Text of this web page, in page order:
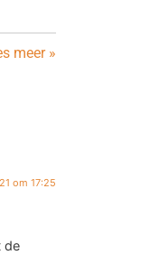
meer »
om 17:25
de